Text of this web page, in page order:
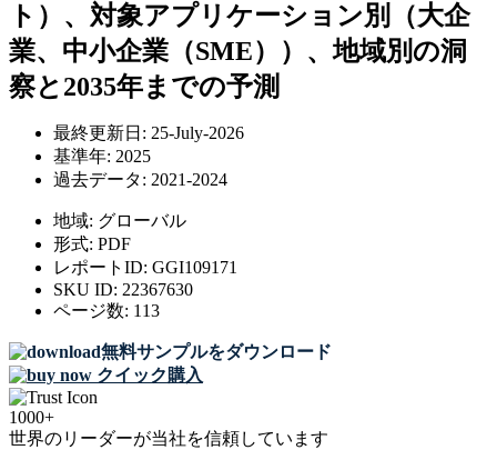
ト）、対象アプリケーション別（大企
業、中小企業（SME））、地域別の洞
察と2035年までの予測
最終更新日: 25-July-2026
基準年: 2025
過去データ: 2021-2024
地域: グローバル
形式: PDF
レポートID: GGI109171
SKU ID: 22367630
ページ数: 113
無料サンプルをダウンロード
クイック購入
1000+
世界のリーダーが当社を信頼しています